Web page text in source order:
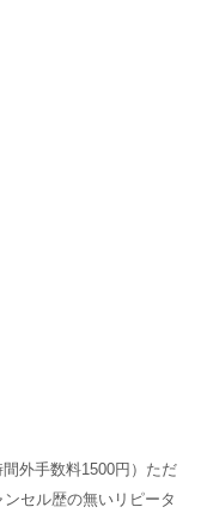
外手数料1500円）ただ
セル歴の無いリピータ